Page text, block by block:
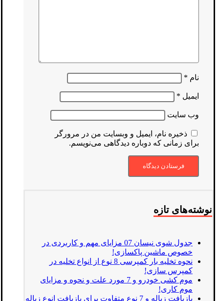
نام *
ایمیل *
وب‌ سایت
ذخیره نام، ایمیل و وبسایت من در مرورگر
برای زمانی که دوباره دیدگاهی می‌نویسم.
نوشته‌های تازه
جدول شوی نیسان 07 مزایای مهم و کاربردی در
خصوص ماشین پاکسازی!
نحوه تخلیه بار کمپرسی 8 نوع از انواع تخلیه در
کمپرس سازی!
موم کشی خودرو و 7 مورد علت و نحوه و مزایای
موم کاری!
بازیافت زباله و 7 نوع متفاوت برای بازیافت انوع زباله